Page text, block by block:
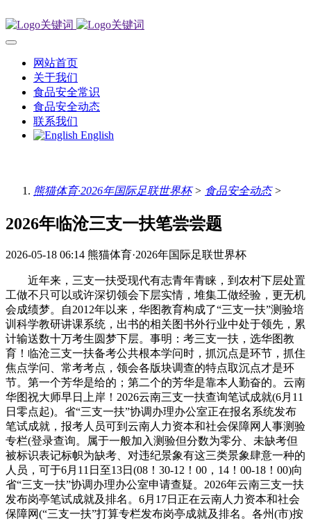
网站首页
关于我们
食品安全常识
食品安全动态
联系我们
English
熊猫体育·2026年国际足联世界杯> 食品安全动态>
2026年临沧三支一扶笔尝尝题
2026-05-18 06:14 熊猫体育·2026年国际足联世界杯
近年来，三支一扶受现代有志青年青睐，到农村下层处置
工做不只可以或许深切领会下层实情，堆集工做经验，更无机
会成绩梦。自2012年以来，华图教育构成了“三支一扶”测验培
训科学教研讲课系统，出书的相关图书外行业中处于领先，累
计输送数十万考生圆梦下层。事明：考三支一扶，选华图教
育！临沧三支一扶备考公共根本学问时，抓沉点是环节，抓住
焦点学问、常考考点，领会各版块调查的特点取沉点才是环
节。第一个芳华是给的；第二个的芳华是靠本人勤奋的。云南
华图祝大师早日上岸！2026云南三支一扶查询笔试成就(6月11
日零点起)。省“三支一扶”协调办理办公室正在报名系统发布
笔试成就，报考人员可到云南人力资本和社会保障网人事测验
专栏(登录查询。属于一般加入测验但分数为零分、未缺考但
被标识表记标帜为缺考、对违纪景象有这三类景象肆意一种的
人员，可于6月11日至13日(08！30-12！00，14！00-18！00)向
省“三支一扶”协调办理办公室申请查疑。2026年云南三支一扶
发布岗亭笔试成就及排名。6月17日正在云南人力资本和社会
保障网(“三支一扶”打算专栏发布岗亭成就及排名。各州(市)按